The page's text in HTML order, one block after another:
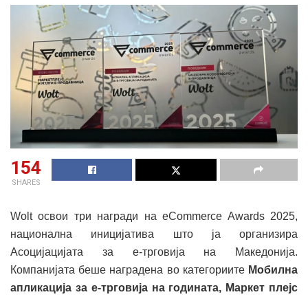
154
SHARES
Wolt освои три награди на eCommerce Awards 2025,
национална иницијатива што ја организира
Асоцијацијата за е-трговија на Македонија.
Компанијата беше наградена во категориите Мобилна
апликација за е-трговија на годината, Маркет плејс